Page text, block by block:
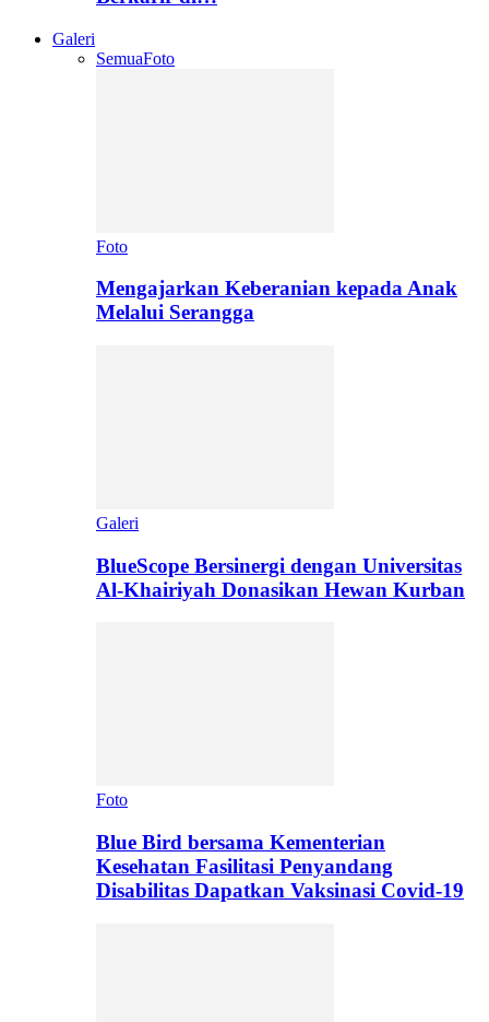
Galeri
SemuaFoto
Foto
Mengajarkan Keberanian kepada Anak
Melalui Serangga
Galeri
BlueScope Bersinergi dengan Universitas
Al-Khairiyah Donasikan Hewan Kurban
Foto
Blue Bird bersama Kementerian
Kesehatan Fasilitasi Penyandang
Disabilitas Dapatkan Vaksinasi Covid-19